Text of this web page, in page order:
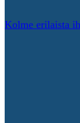
Kolme erilaista